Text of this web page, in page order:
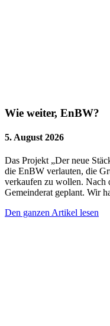
Wie weiter, EnBW?
5. August 2026
Das Projekt „Der neue
die EnBW verlauten, die
verkaufen zu wollen. Nach
Gemeinderat geplant. Wir
Den ganzen Artikel lesen